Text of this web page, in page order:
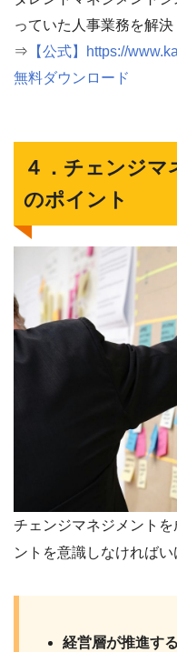
っていた人事業務を解決
⇒ 【公式】https://
無料ダウンロード
４．チェンジ
のポイント
チェンジマネジメント
ントを意識しなければい
経営層が推進する